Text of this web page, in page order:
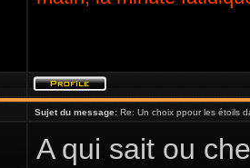
Sujet du message: Re: Un choix ppour les étoils
A qui sait ou